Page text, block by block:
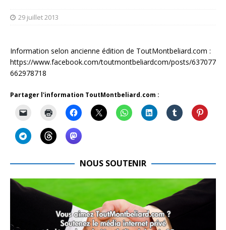
29 juillet 2013
Information selon ancienne édition de ToutMontbeliard.com :
https://www.facebook.com/toutmontbeliardcom/posts/637077
662978718
Partager l'information ToutMontbeliard.com :
NOUS SOUTENIR